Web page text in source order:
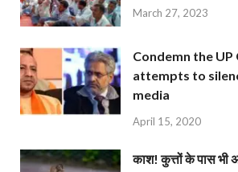
March 27, 2023
Condemn the UP
attempts to
media
April 15, 2020
काश! कुत्तों के पास भी